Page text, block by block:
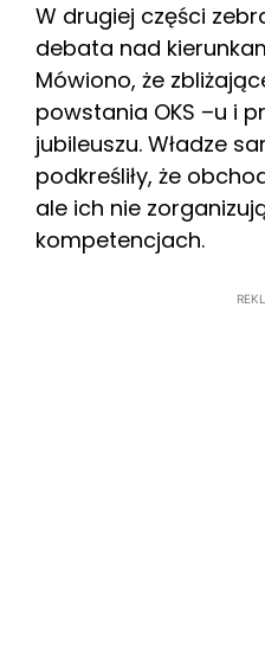
W drugiej części
debata nad
Mówiono, że
powstania OKS –u i
jubileuszu. Władze
podkreśliły, że
ale ich nie
kompetencjach.